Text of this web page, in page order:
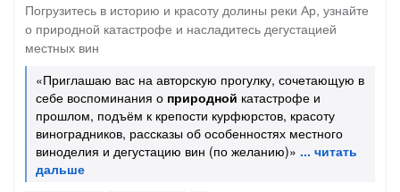
Погрузитесь в историю и красоту долины реки Ар, узнайте
о природной катастрофе и насладитесь дегустацией
местных вин
«Приглашаю вас на авторскую прогулку, сочетающую в
себе воспоминания о природной катастрофе и
прошлом, подъём к крепости курфюрстов, красоту
виноградников, рассказы об особенностях местного
виноделия и дегустацию вин (по желанию)»